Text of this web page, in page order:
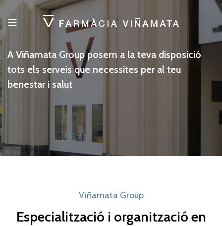
A Viñamata Group posem a la teva disposició
tots els serveis que necessites per al teu
benestar i salut
Viñamata Group
Especialització i organització en